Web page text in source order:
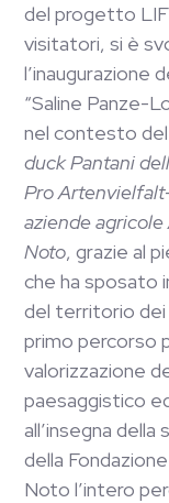
del progetto
visitatori, si è
l’inaugurazione
“Saline Panze-
nel contesto
duck Pantani
Pro
aziende
Noto, grazie al
che ha sposato
del territorio dei
primo percorso
valorizzazione
paesaggistico
all’insegna
della
Noto l’intero